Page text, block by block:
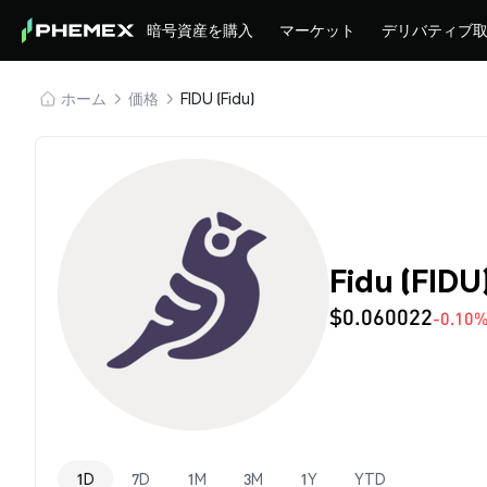
暗号資産を購入 マーケット デリバティブ
ホーム 価格 FIDU (Fidu)
Fidu
$0.060022-0.10%
1D 7D 1M 3M 1Y YTD